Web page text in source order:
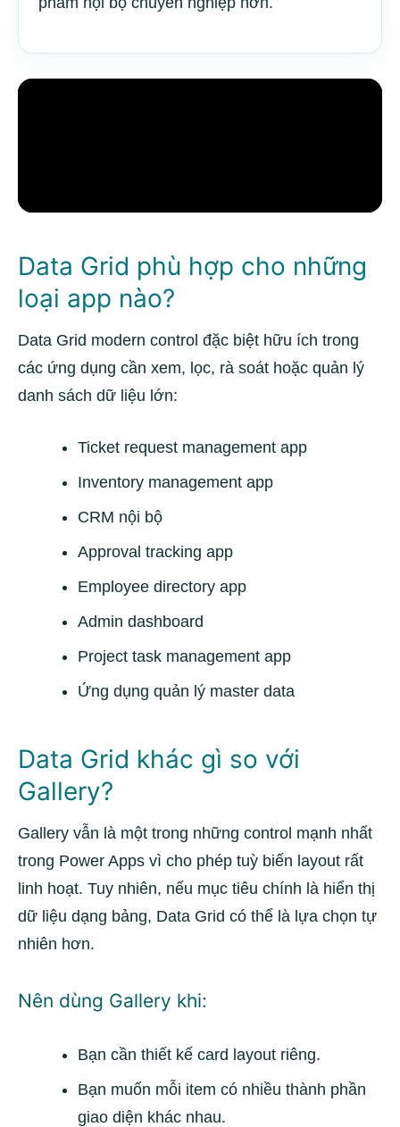
Data Grid phù hợp cho những
loại app nào?
Data Grid modern control đặc biệt hữu ích trong
các ứng dụng cần xem, lọc, rà soát hoặc quản lý
danh sách dữ liệu lớn:
Ticket request management app
Inventory management app
CRM nội bộ
Approval tracking app
Employee directory app
Admin dashboard
Project task management app
Ứng dụng quản lý master data
Data Grid khác gì so với
Gallery?
Gallery vẫn là một trong những control mạnh nhất
trong Power Apps vì cho phép tuỳ biến layout rất
linh hoạt. Tuy nhiên, nếu mục tiêu chính là hiển thị
dữ liệu dạng bảng, Data Grid có thể là lựa chọn tự
nhiên hơn.
Nên dùng Gallery khi:
Bạn cần thiết kế card layout riêng.
Bạn muốn mỗi item có nhiều thành phần
giao diện khác nhau.